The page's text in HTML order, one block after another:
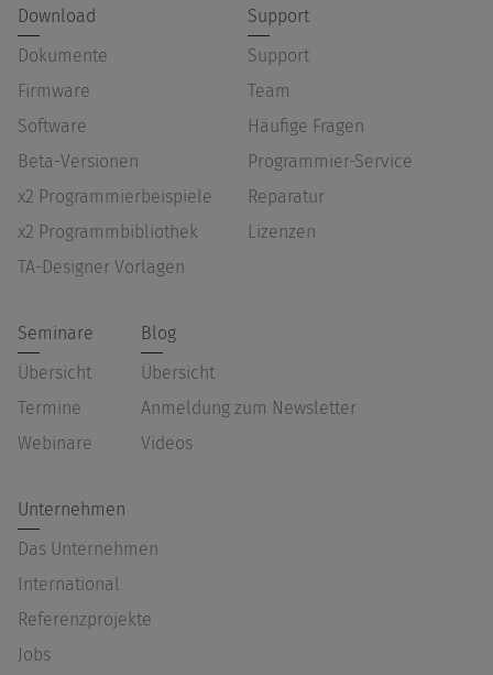
Download
Dokumente
Firmware
Software
Beta-Versionen
x2 Programmierbeispiele
x2 Programmbibliothek
TA-Designer Vorlagen
Support
Support
Team
Häufige Fragen
Programmier-Service
Reparatur
Lizenzen
Seminare
Übersicht
Termine
Webinare
Blog
Übersicht
Anmeldung zum Newsletter
Videos
Unternehmen
Das Unternehmen
International
Referenzprojekte
Jobs